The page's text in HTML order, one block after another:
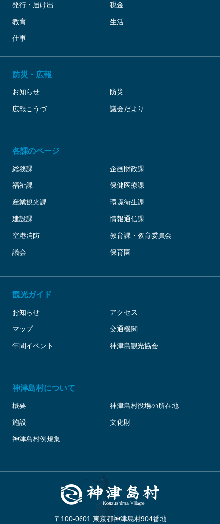
発行・届け出 税金
教育 生活
仕事
防災・広報
お知らせ 防災
広報こうづ 議会だより
各課のページ
総務課 企画財政課
福祉課 保健医療課
産業観光課 環境衛生課
建設課 情報通信課
空港消防 教育課・教育委員会
議会 保育園
観光ガイド
お知らせ アクセス
マップ 交通機関
年間イベント 神津島観光協会
神津島村について
概要 神津島村役場の所在地
施設 文化財
神津島村例規集
〒100-0601 東京都神津島村904番地